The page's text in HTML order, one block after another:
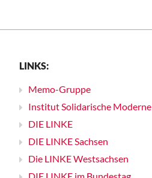
LINKS:
Memo-Gruppe
Institut Solidarische Moderne
DIE LINKE
DIE LINKE Sachsen
Die LINKE Westsachsen